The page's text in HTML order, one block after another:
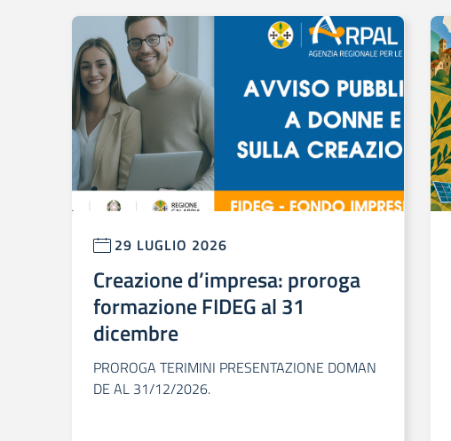
29 LUGLIO 2026
Creazione d’impresa: proroga
formazione FIDEG al 31
dicembre
PROROGA TERIMINI PRESENTAZIONE DOMAN
DE AL 31/12/2026.